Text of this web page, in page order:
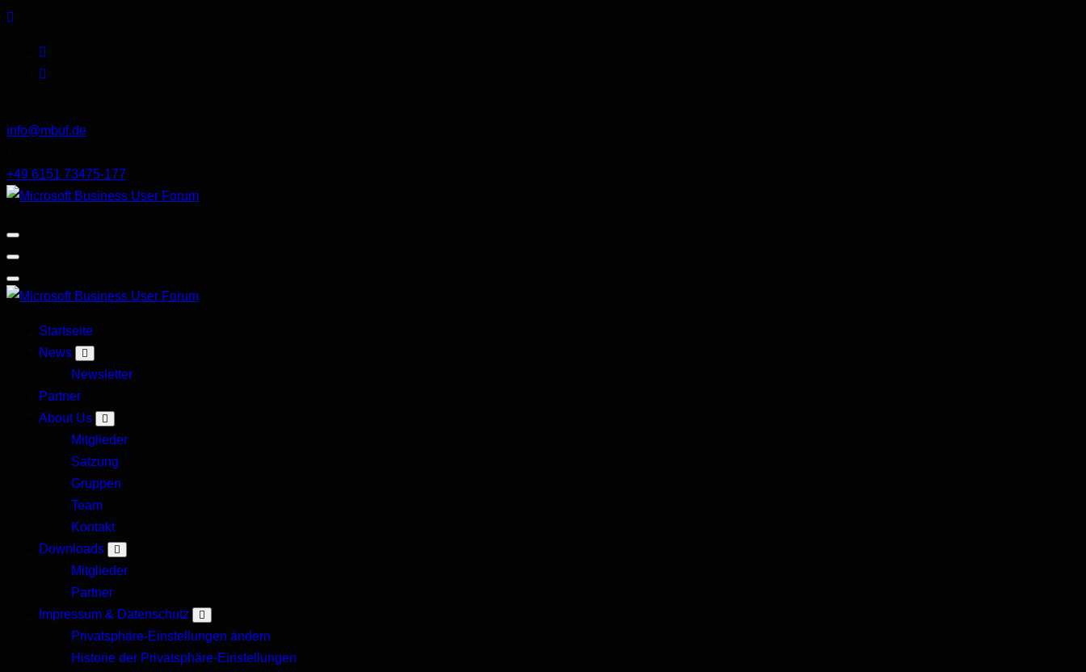
Skip
content
info@mbuf.de
+49 6151 73475-177
Startseite
News
Newsletter
Partner
About Us
Mitglieder
Satzung
Gruppen
Team
Kontakt
Downloads
Mitglieder
Partner
Impressum & Datenschutz
Privatsphäre-Einstellungen ändern
Historie der Privatsphäre-Einstellungen